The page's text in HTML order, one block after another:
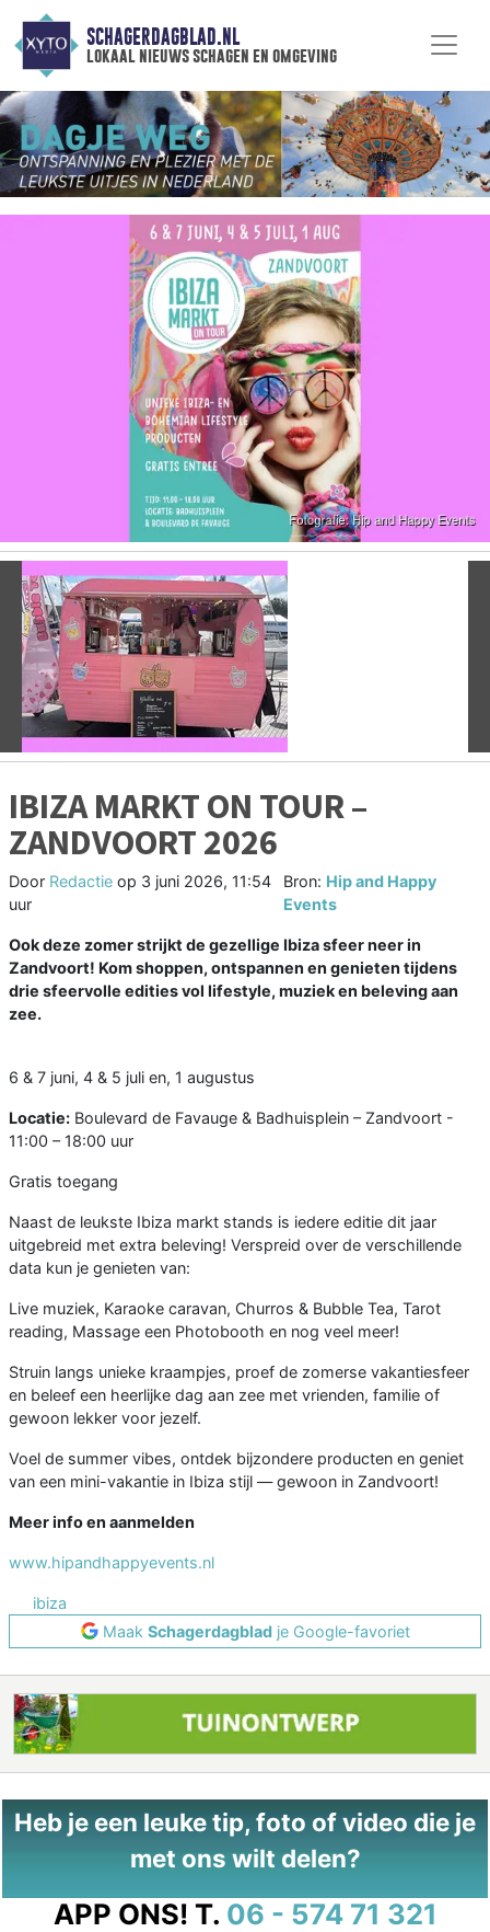
SCHAGERDAGBLAD.NL
lokaal nieuws schagen en omgeving
Vorige
IBIZA MARKT ON TOUR –
ZANDVOORT 2026
Door Redactie op 3 juni 2026, 11:54
uur
Bron: Hip and Happy
Events
Ook deze zomer strijkt de gezellige Ibiza sfeer neer in
Zandvoort! Kom shoppen, ontspannen en genieten tijdens
drie sfeervolle edities vol lifestyle, muziek en beleving aan
zee.
6 & 7 juni, 4 & 5 juli en, 1 augustus
Locatie: Boulevard de Favauge & Badhuisplein – Zandvoort -
11:00 – 18:00 uur
Gratis toegang
Naast de leukste Ibiza markt stands is iedere editie dit jaar
uitgebreid met extra beleving! Verspreid over de verschillende
data kun je genieten van:
Live muziek, Karaoke caravan, Churros & Bubble Tea, Tarot
reading, Massage een Photobooth en nog veel meer!
Struin langs unieke kraampjes, proef de zomerse vakantiesfeer
en beleef een heerlijke dag aan zee met vrienden, familie of
gewoon lekker voor jezelf.
Voel de summer vibes, ontdek bijzondere producten en geniet
van een mini-vakantie in Ibiza stijl — gewoon in Zandvoort!
Meer info en aanmelden
www.hipandhappyevents.nl
ibiza
Maak Schagerdagbladje Google-favoriet
Heb je een leuke tip, foto of video die je
met ons wilt delen?
APP ONS! T. 06 - 574 71 321